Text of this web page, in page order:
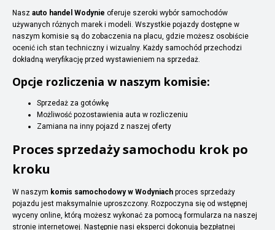
Nasz auto handel Wodynie oferuje szeroki wybór samochodów
używanych różnych marek i modeli. Wszystkie pojazdy dostępne w
naszym komisie są do zobaczenia na placu, gdzie możesz osobiście
ocenić ich stan techniczny i wizualny. Każdy samochód przechodzi
dokładną weryfikację przed wystawieniem na sprzedaż.
Opcje rozliczenia w naszym komisie:
Sprzedaż za gotówkę
Możliwość pozostawienia auta w rozliczeniu
Zamiana na inny pojazd z naszej oferty
Proces sprzedaży samochodu krok po
kroku
W naszym komis samochodowy w Wodyniach proces sprzedaży
pojazdu jest maksymalnie uproszczony. Rozpoczyna się od wstępnej
wyceny online, którą możesz wykonać za pomocą formularza na naszej
stronie internetowej. Następnie nasi eksperci dokonują bezpłatnej